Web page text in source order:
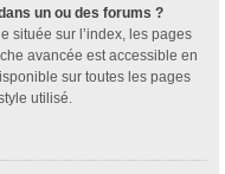
un ou des forums ?
située sur l’index, les pages
avancée est accessible en
sur toutes les pages
utilisé.